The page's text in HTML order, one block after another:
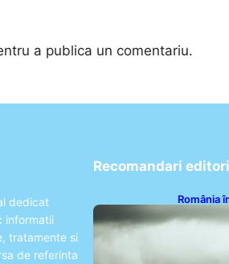
a publica un comentariu.
dedicat
informatii
tratamente si
de referinta
Recomandari
România